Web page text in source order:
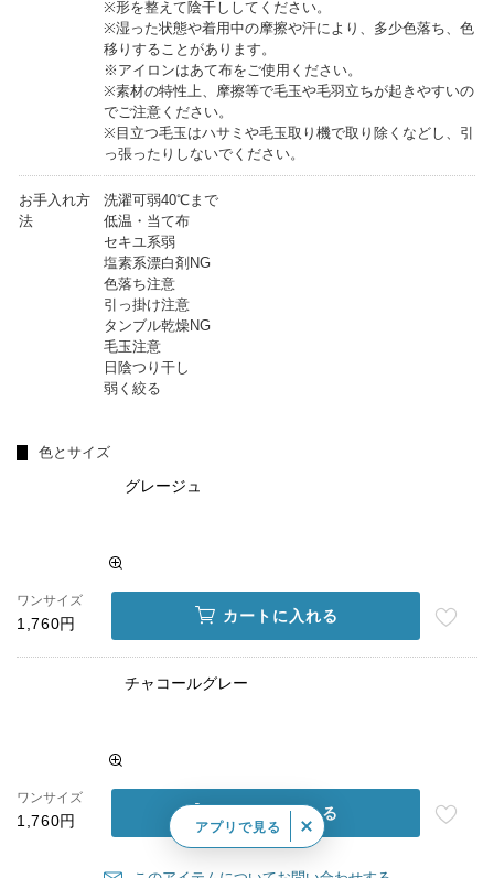
※形を整えて陰干ししてください。
※湿った状態や着用中の摩擦や汗により、多少色落ち、色
移りすることがあります。
※アイロンはあて布をご使用ください。
※素材の特性上、摩擦等で毛玉や毛羽立ちが起きやすいの
でご注意ください。
※目立つ毛玉はハサミや毛玉取り機で取り除くなどし、引
っ張ったりしないでください。
お手入れ方
法
洗濯可弱40℃まで
低温・当て布
セキユ系弱
塩素系漂白剤NG
色落ち注意
引っ掛け注意
タンブル乾燥NG
毛玉注意
日陰つり干し
弱く絞る
色とサイズ
グレージュ
ワンサイズ
1,760円 カートに入れる
チャコールグレー
ワンサイズ
1,760円 カートに入れる
アプリで見る